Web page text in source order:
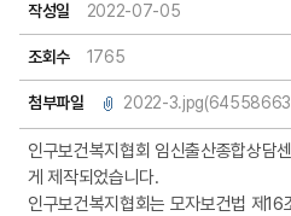
작성일 2022-07-05
조회수 1765
첨부파일 2022-
인구보건복지협회 임신출산종합상담
게 제작되었습니다.
인구보건복지협회는 모자보건법 제16